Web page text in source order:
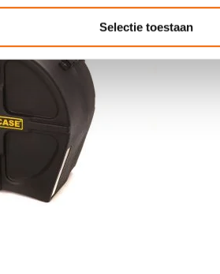
Selectie toestaan